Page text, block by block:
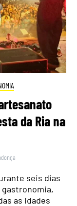
da Ria na
seis dias
gastronomia,
as idades